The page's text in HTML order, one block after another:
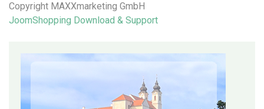
Copyright MAXXmarketing GmbH
JoomShopping Download & Support